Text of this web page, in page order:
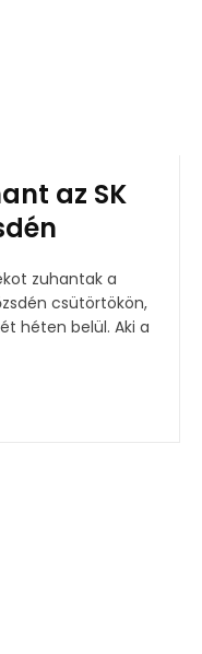
az SK
zuhantak a
csütörtökön,
belül. Aki a